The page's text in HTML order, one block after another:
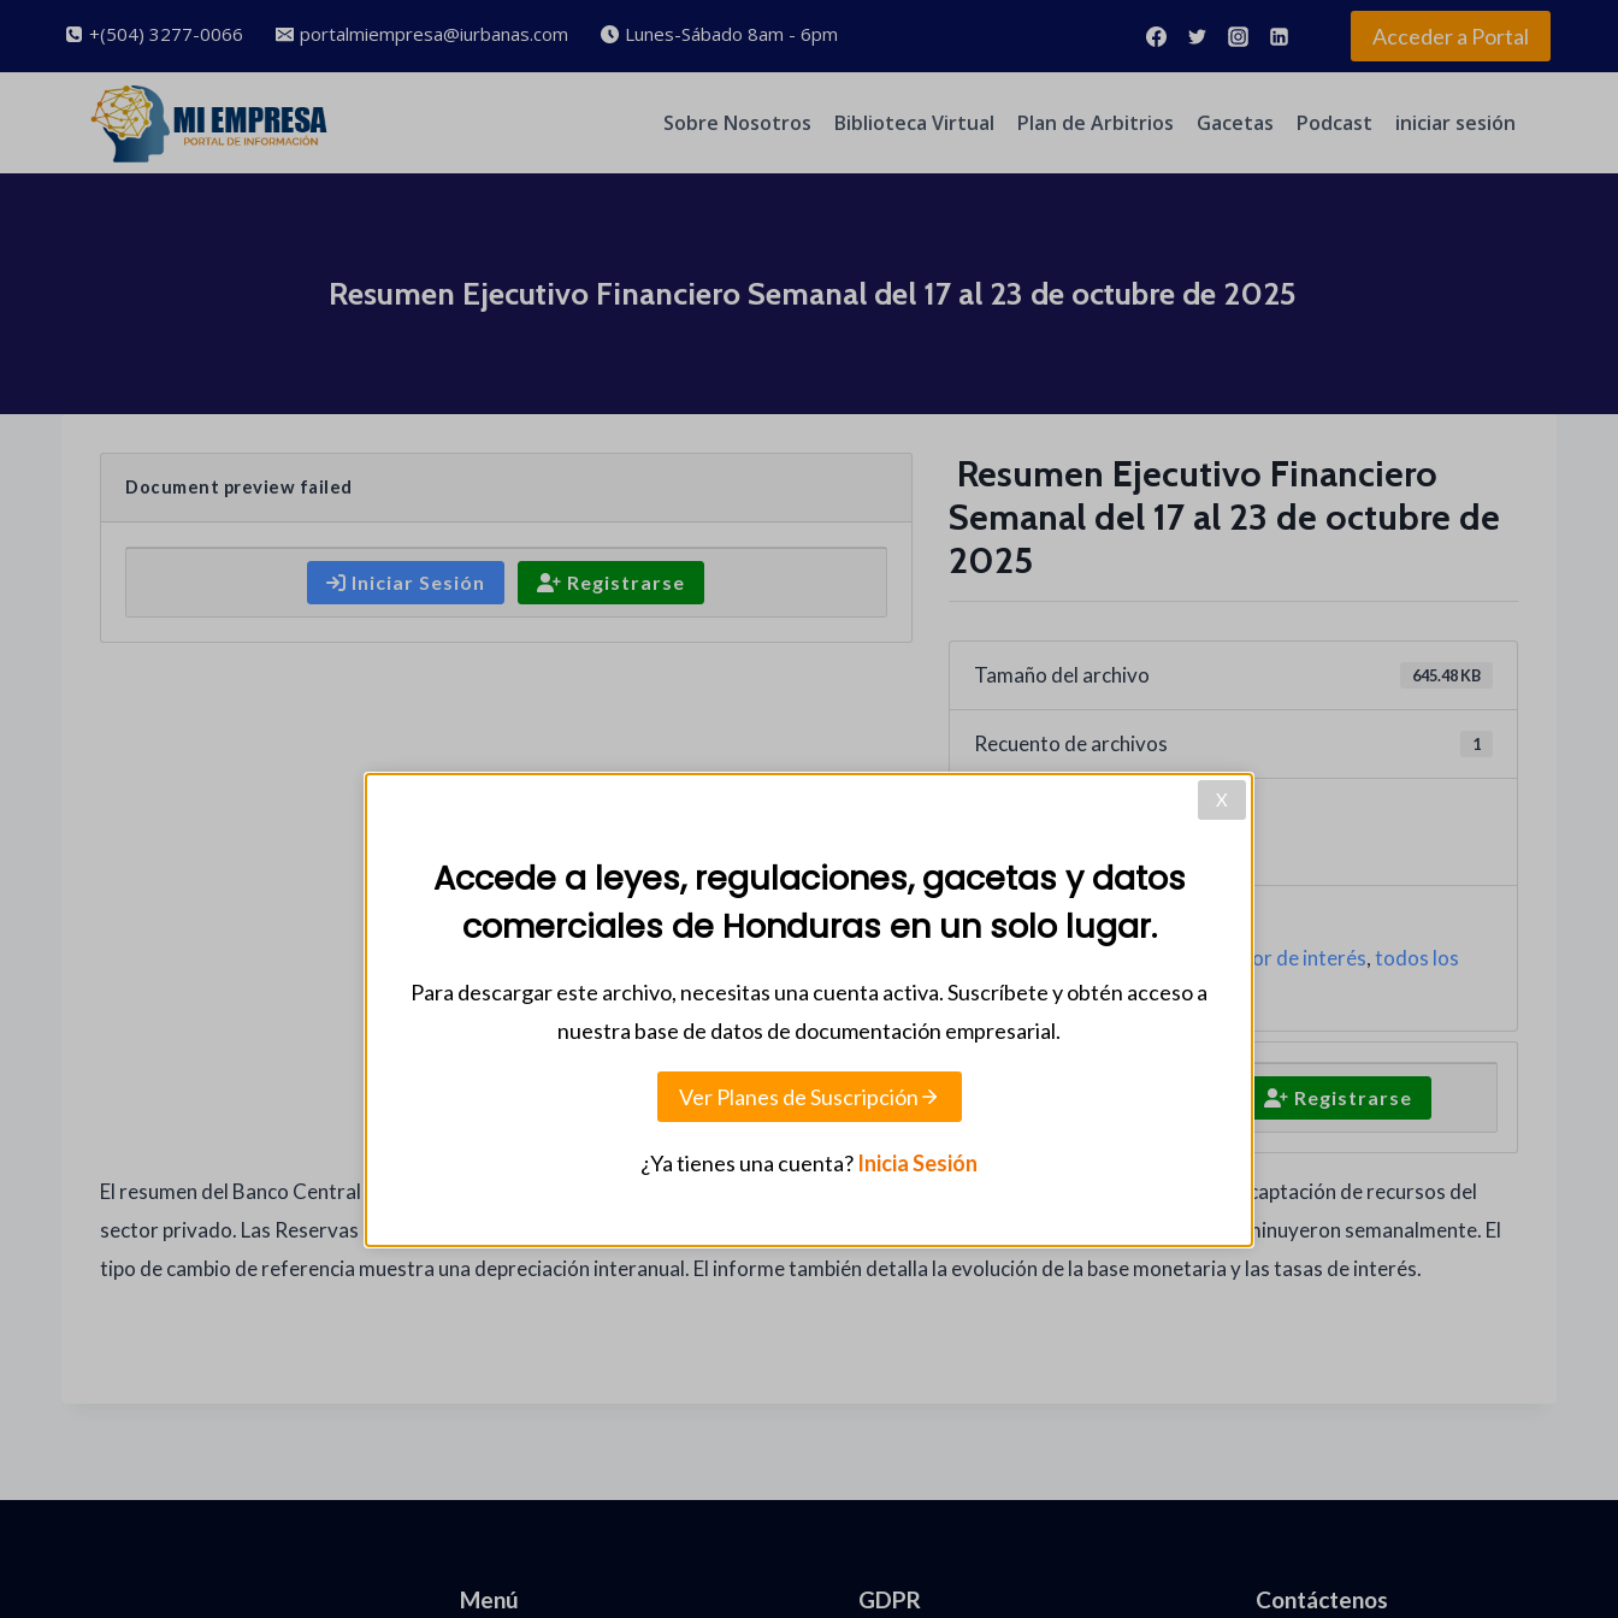
+(504) 3277-0066 portalmiempresa@iurbanas.com Lunes-Sábado 8am - 6pm Acceder a Portal
Sobre Nosotros Biblioteca Virtual Plan de Arbitrios Gacetas Podcast iniciar sesión
​​​​​ Resumen Ejecutivo Financiero Semanal del 17 al 23 de octubre de 2025
Document preview failed
Iniciar Sesión Registrarse
​​​​​ Resumen Ejecutivo Financiero
Semanal del 17 al 23 de octubre de
2025
Tamaño del archivo 645.48 KB
Recuento de archivos 1
Categorias
Sector de interés,todos los
documentos recientes
Registrarse
El resumen del Banco Central de Honduras para la semana del 17 al 23 de octubre de 2025 destaca el crecimiento del crédito y la captación de recursos del
sector privado. Las Reservas Oficiales se mantienen sólidas, cubriendo 6.0 meses de importación, aunque las Reservas Netas disminuyeron semanalmente. El
tipo de cambio de referencia muestra una depreciación interanual. El informe también detalla la evolución de la base monetaria y las tasas de interés.
Menú GDPR Contáctenos
Accede a leyes, regulaciones, gacetas y datos
comerciales de Honduras en un solo lugar.
Para descargar este archivo, necesitas una cuenta activa. Suscríbete y obtén acceso a
nuestra base de datos de documentación empresarial.
Ver Planes de Suscripción
¿Ya tienes una cuenta? Inicia Sesión
X